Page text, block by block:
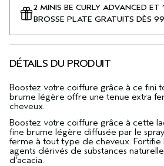
2 MINIS BE CURLY ADVANCED ET
BROSSE PLATE GRATUITS DÈS
DÉTAILS DU PRODUIT
Boostez votre coiffure grâce à ce fini
brume légère offre une tenue extra
cheveux.
Boostez votre coiffure grâce à cette
fine brume légère diffusée par le
ferme à tout type de cheveux. Fortifie
agents dérivés de substances
d’acacia.